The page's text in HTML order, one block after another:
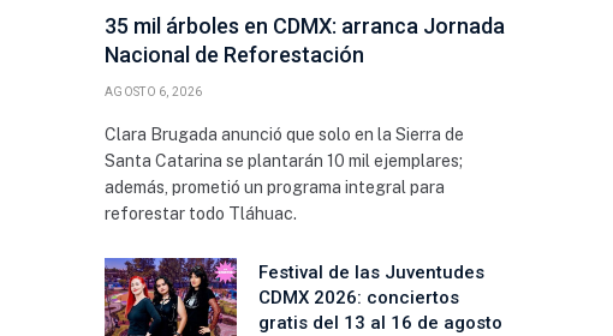
35 mil árboles en CDMX: arranca Jornada
Nacional de Reforestación
AGOSTO 6, 2026
Clara Brugada anunció que solo en la Sierra de
Santa Catarina se plantarán 10 mil ejemplares;
además, prometió un programa integral para
reforestar todo Tláhuac.
Festival de las Juventudes
CDMX 2026: conciertos
gratis del 13 al 16 de agosto